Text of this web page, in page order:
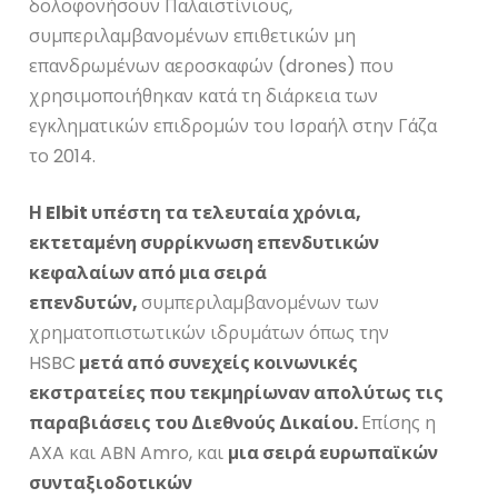
δολοφονήσουν Παλαιστίνιους,
συμπεριλαμβανομένων επιθετικών μη
επανδρωμένων αεροσκαφών (drones) που
χρησιμοποιήθηκαν κατά τη διάρκεια των
εγκληματικών επιδρομών του Ισραήλ στην Γάζα
το 2014.
Η Elbit υπέστη τα τελευταία χρόνια,
εκτεταμένη συρρίκνωση επενδυτικών
κεφαλαίων από μια σειρά
επενδυτών,συμπεριλαμβανομένων των
χρηματοπιστωτικών ιδρυμάτων όπως την
HSBC μετά από συνεχείς κοινωνικές
εκστρατείες που τεκμηρίωναν απολύτως τις
παραβιάσεις του Διεθνούς Δικαίου.Επίσης η
AXA και ABN Amro, και μια σειρά ευρωπαϊκών
συνταξιοδοτικών